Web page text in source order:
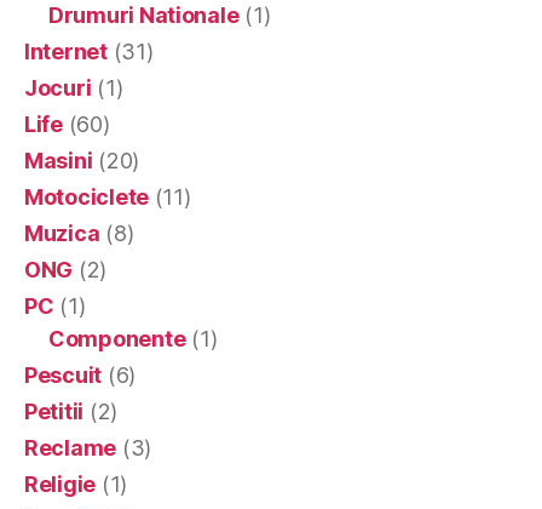
Drumuri Nationale(1)
Internet(31)
Jocuri (1)
Life(60)
Masini (20)
Motociclete (11)
Muzica (8)
ONG (2)
PC (1)
Componente(1)
Pescuit (6)
Petitii (2)
Reclame (3)
Religie (1)